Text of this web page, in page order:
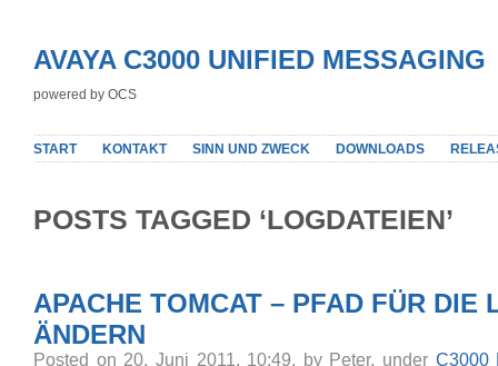
AVAYA C3000 UNIFIED MESSAGING
powered by OCS
START KONTAKT SINN UND ZWECK DOWNLOADS
POSTS TAGGED ‘LOGDATEIEN’
APACHE TOMCAT – PFAD FÜR DIE
ÄNDERN
Posted on 20. Juni 2011, 10:49, by Peter, under C3000